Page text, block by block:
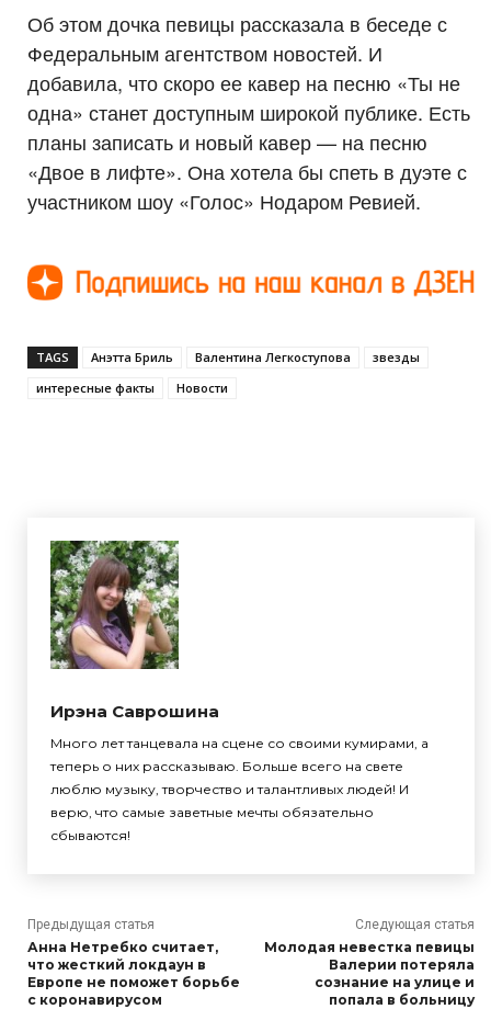
Об этом дочка певицы рассказала в беседе с
Федеральным агентством новостей. И
добавила, что скоро ее кавер на песню «Ты не
одна» станет доступным широкой публике. Есть
планы записать и новый кавер — на песню
«Двое в лифте». Она хотела бы спеть в дуэте с
участником шоу «Голос» Нодаром Ревией.
TAGS Анэтта Бриль Валентина Легкоступова
звезды
интересные факты
Новости
Ирэна Саврошина
Много лет танцевала на сцене со своими кумирами, а
теперь о них рассказываю. Больше всего на свете
люблю музыку, творчество и талантливых людей! И
верю, что самые заветные мечты обязательно
сбываются!
Предыдущая статья
Анна Нетребко считает,
что жесткий локдаун в
Европе не поможет борьбе
с коронавирусом
Следующая статья
Молодая невестка певицы
Валерии потеряла
сознание на улице и
попала в больницу